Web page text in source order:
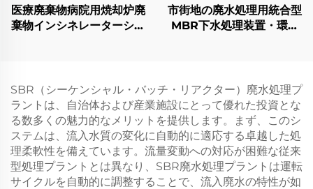
医療廃棄物病院用焼却炉廃
棄物インシネレーターシス
市街地の廃水処理用統合型
MBR下水処理装置・環境
SBR（シーケンシャル・バッチ・リアクター）廃水処理プ
ラントは、自治体および産業施設にとって優れた投資とな
る数多くの魅力的なメリットを提供します。まず、このシ
ステムは、流入水質の変化に自動的に適応する卓越した処
理柔軟性を備えています。流量変動への対応が困難な従来
型処理プラントとは異なり、SBR廃水処理プラントは運転
サイクルを自動的に調整することで、流入廃水の特性が如